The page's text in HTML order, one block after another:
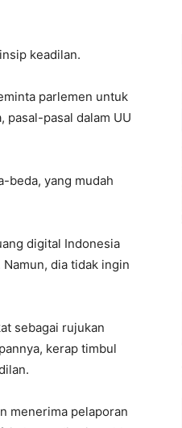
keadilan.
parlemen untuk
pasal-pasal dalam UU
beda, yang mudah
digital Indonesia
dia tidak ingin
sebagai rujukan
kerap timbul
menerima pelaporan